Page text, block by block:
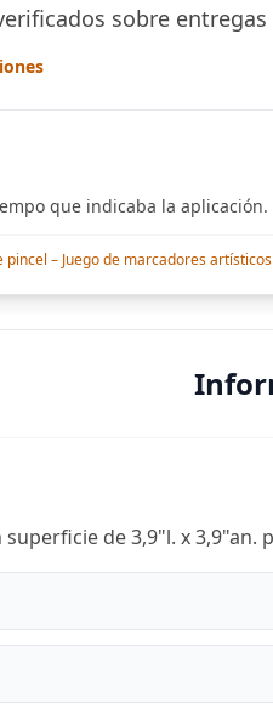
sobre
que indicaba la aplicación.
– Juego de marcadores
de 3,9"l. x 3,9"an.